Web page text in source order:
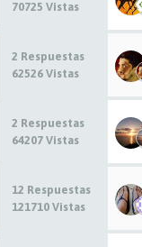
70725 Vistas
2 Respuestas
62526 Vistas
2 Respuestas
64207 Vistas
12 Respuestas
121710 Vistas